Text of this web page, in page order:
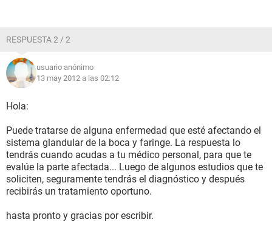
RESPUESTA 2 / 2
usuario anónimo
13 may 2012 a las 02:12
Hola:
Puede tratarse de alguna enfermedad que esté afectando el
sistema glandular de la boca y faringe. La respuesta lo
tendrás cuando acudas a tu médico personal, para que te
evalúe la parte afectada... Luego de algunos estudios que te
soliciten, seguramente tendrás el diagnóstico y después
recibirás un tratamiento oportuno.
hasta pronto y gracias por escribir.